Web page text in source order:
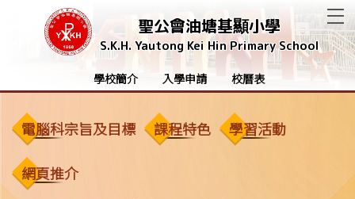
聖公會油塘基顯小學
S.K.H. Yautong Kei Hin Primary School
學校簡介 入學申請 校曆表
電腦科宗旨及目標 課程特色 學習活動
網頁推介